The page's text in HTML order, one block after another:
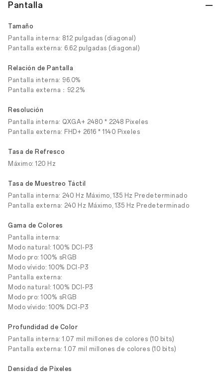
Pantalla
Tamaño
Pantalla interna: 8.12 pulgadas (diagonal)
Pantalla externa: 6.62 pulgadas (diagonal)
Relación de Pantalla
Pantalla interna: 96.0%
Pantalla externa：92.2%
Resolución
Pantalla interna: QXGA+ 2480 * 2248 Pixeles
Pantalla externa: FHD+ 2616 * 1140 Pixeles
Tasa de Refresco
Máximo: 120 Hz
Tasa de Muestreo Táctil
Pantalla interna: 240 Hz Máximo, 135 Hz Predeterminado
Pantalla externa: 240 Hz Máximo, 135 Hz Predeterminado
Gama de Colores
Pantalla interna:
Modo natural: 100% DCI-P3
Modo pro: 100% sRGB
Modo vívido: 100% DCI-P3
Pantalla externa:
Modo natural: 100% DCI-P3
Modo pro: 100% sRGB
Modo vívido: 100% DCI-P3
Profundidad de Color
Pantalla interna: 1.07 mil millones de colores (10 bits)
Pantalla externa: 1.07 mil millones de colores (10 bits)
Densidad de Píxeles